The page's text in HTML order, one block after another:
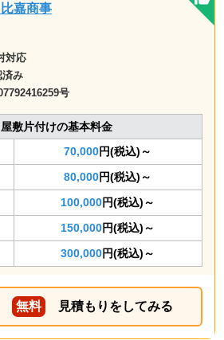
嘉商事
対応
済み
号
敷片付けの基本料金
70,000円(税込)～
80,000円(税込)～
100,000円(税込)～
150,000円(税込)～
300,000円(税込)～
無料 見積もりをしてみる